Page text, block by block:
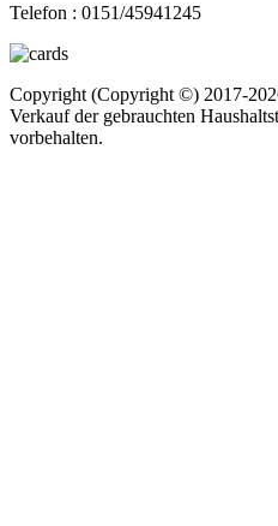
Telefon : 0151/45941245
Copyright (Copyright ©) 2017-
Verkauf der gebrauchten
vorbehalten.